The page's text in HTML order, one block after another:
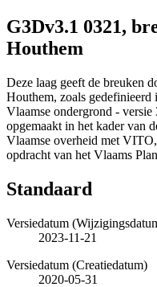
G3Dv3.1 0321,
Houthem
Deze laag geeft de breuken
Houthem, zoals
Vlaamse ondergrond -
opgemaakt in het kader van
Vlaamse overheid met
opdracht van het Vlaams
Standaard
Versiedatum
2023-11-21
Versiedatum (Creatiedatum)
2020-05-31